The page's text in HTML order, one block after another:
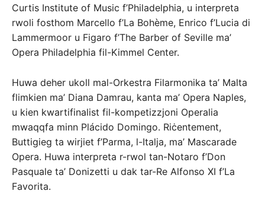
Curtis Institute of Music f’Philadelphia, u interpreta
rwoli fosthom Marcello f’La Bohème, Enrico f’Lucia di
Lammermoor u Figaro f’The Barber of Seville ma’
Opera Philadelphia fil-Kimmel Center.
Huwa deher ukoll mal-Orkestra Filarmonika ta’ Malta
flimkien ma’ Diana Damrau, kanta ma’ Opera Naples,
u kien kwartifinalist fil-kompetizzjoni Operalia
mwaqqfa minn Plácido Domingo. Riċentement,
Buttigieg ta wirjiet f’Parma, l-Italja, ma’ Mascarade
Opera. Huwa interpreta r-rwol tan-Notaro f’Don
Pasquale ta’ Donizetti u dak tar-Re Alfonso XI f’La
Favorita.